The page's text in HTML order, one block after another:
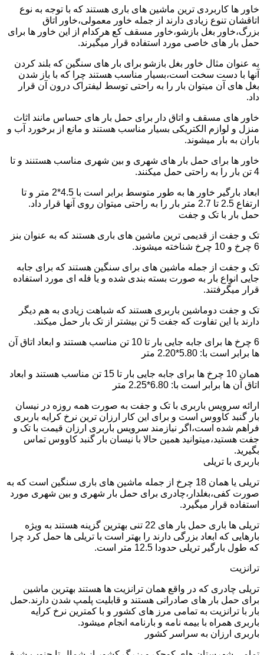
خاور ها کاربردی ترین ماشین های باری هستند که با توجه به نوع
اتاقشان تنوع زیادی دارند از جمله خاور معمولی،خاور اتاق
بزرگ،خاور بغل بازشو،خاور مسقف کع هرکدام از این خاور ها برای
حمل بار های خاصی مورد استفاده قرار میگیرند.
به عنوان مثال خاور بغل بازشو برای بار های سنگین که بلند کردن
آنها با دست سخت است،بسیار مناسب هستند چرا که با باز شدن
بغل های آن میتوان بار را به راحتی توسط لیفتراک درون آن قرار
داد.
خاور های مسقف و اتاق دار برای حمل بار های حساس مانند اثاث
منزل و لوازم الکتریکی بسیار مناسب هستند و مانع از برخورد آب و
باران به بار میشوند.
خاور ها برای حمل بار های شهری و بین شهری مناسب هستنند و تا
4 تن بار را به راحتی حمل میکنند.
ابعاد بارگیر خاور ها به طور متوسط برابر است با 4.5*2 متر و تا
ارتفاع 2.5 تا 2.7 متر بار را به راحتی میتوان روی آنها قرار داد.
حمل بار با تک و جفت
تک و جفت از قدیمی ترین ماشین های باری هستند که به عنوان بنز
6 چرخ و 10 چرخ شناخته میشوند.
تک و جفت از جمله ماشین های برای سنگین هستند که برای جابه
جایی انواع بار به صورت بسته بندی شده و یا فله ای مورد استفاده
قرار میگرفتند.
تک و جفت دوماشین باربری هستند که شباهت زیادی به هم دیگر
دارند با این تفاوت که جفت 5 تن بیشتر از تک بار حمل میکند.
6 چرخ ها برای جابه جایی بار تا 10 تن مناسب هستند و ابعاد اتاق آن
ها برابر است با: 5.80*2.20 متر
همان 10 چرخ ها برای جابه جایی بار تا 15 تن مناسب هستند و ابعاد
اتاق آن ها برابر است با: 6.80*2.25 متر
ارائه سرویس باربری با تک و جفت به صورت همه روزه در نیسان
بار گنبد کاووس است و برای این کار ارزان ترین نرخ کرایه باربری
فراهم شده است،اگر نیازمند سرویس باربری ارزان قیمت با تک و
جفت هستید،میتوانید همین حالا با نیسان بار گنبد کاووس تماس
بگیرید.
باربری با تریلی
تریلی یا همان 18 چرخ از جمله ماشین های باری سنگین است که به
صورت کفی،بغلدار،چادری برای حمل بار شهری و بین شهری مورد
استفاده قرار میگیرد.
تریلی ها باری حمل بار های 22 تنی بهترین گزینه هستند به ویژه
بارهایی که ابعاد بزرگی دارند را بهتر است با تریلی ها حمل کرد چرا
که طول بارگیر تریلی حدودا 12.5 متر است.
ترانزیت
تریلی چادری که در واقع همان ترانزیت ها هستند بهترین ماشین
برای حمل بار های صادراتی هستند و قابلیت پلمپ شدن دارند.حمل
بار با ترانزیت به تمامی مرز های کشور و با کمترین نرخ کرایه
باربری همراه با بیمه نامه و بارنامه انجام میشود.
باربری ارزان به سراسر کشور